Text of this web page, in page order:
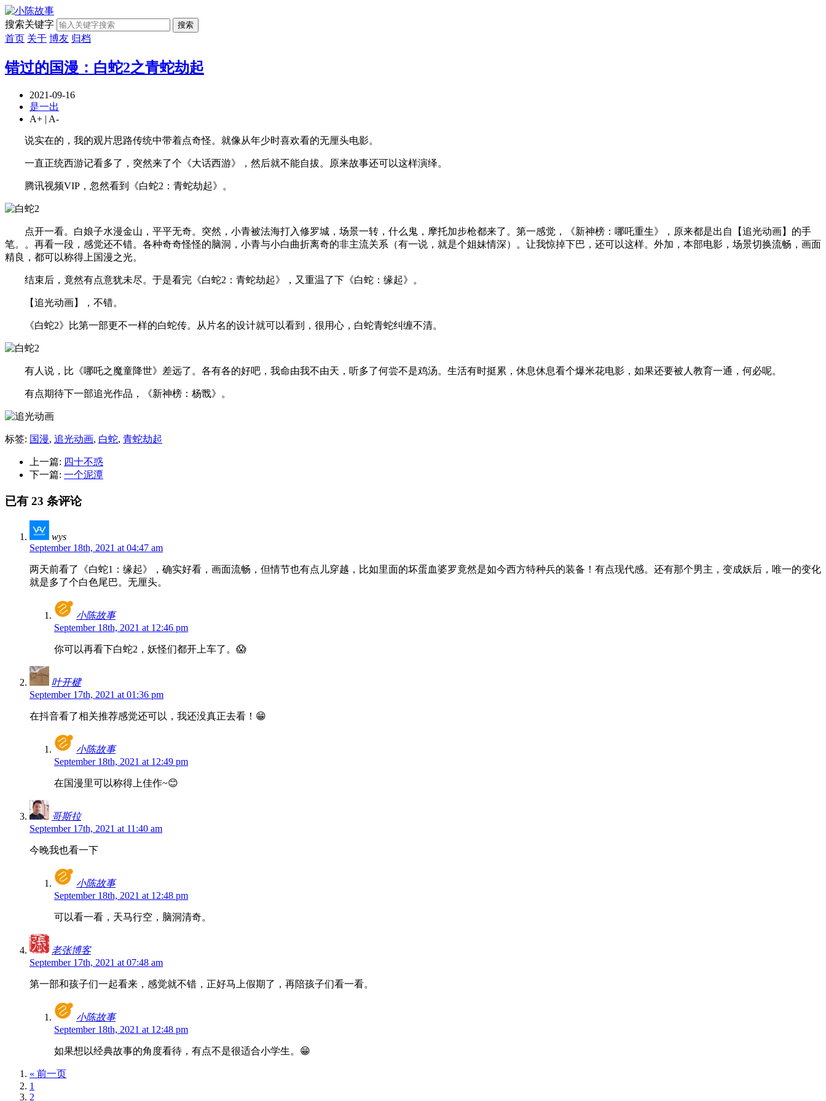
搜索关键字 搜索
首页 关于 博友 归档
错过的国漫：白蛇2之青蛇劫起
2021-09-16
是一出
A+ | A-
说实在的，我的观片思路传统中带着点奇怪。就像从年少时喜欢看的无厘头电影。
一直正统西游记看多了，突然来了个《大话西游》，然后就不能自拔。原来故事还可以这样演绎。
腾讯视频VIP，忽然看到《白蛇2：青蛇劫起》。
点开一看。白娘子水漫金山，平平无奇。突然，小青被法海打入修罗城，场景一转，什么鬼，摩托加步枪都来了。第一感觉，《新神榜：哪吒重生》，原来都是出自【追光动画】的手
笔。。再看一段，感觉还不错。各种奇奇怪怪的脑洞，小青与小白曲折离奇的非主流关系（有一说，就是个姐妹情深）。让我惊掉下巴，还可以这样。外加，本部电影，场景切换流畅，画面
精良，都可以称得上国漫之光。
结束后，竟然有点意犹未尽。于是看完《白蛇2：青蛇劫起》，又重温了下《白蛇：缘起》。
【追光动画】，不错。
《白蛇2》比第一部更不一样的白蛇传。从片名的设计就可以看到，很用心，白蛇青蛇纠缠不清。
有人说，比《哪吒之魔童降世》差远了。各有各的好吧，我命由我不由天，听多了何尝不是鸡汤。生活有时挺累，休息休息看个爆米花电影，如果还要被人教育一通，何必呢。
有点期待下一部追光作品，《新神榜：杨戬》。
标签: 国漫, 追光动画, 白蛇, 青蛇劫起
上一篇: 四十不惑
下一篇: 一个泥潭
已有 23 条评论
wys
September 18th, 2021 at 04:47 am
两天前看了《白蛇1：缘起》，确实好看，画面流畅，但情节也有点儿穿越，比如里面的坏蛋血婆罗竟然是如今西方特种兵的装备！有点现代感。还有那个男主，变成妖后，唯一的变化
就是多了个白色尾巴。无厘头。
小陈故事
September 18th, 2021 at 12:46 pm
你可以再看下白蛇2，妖怪们都开上车了。😱
叶开楗
September 17th, 2021 at 01:36 pm
在抖音看了相关推荐感觉还可以，我还没真正去看！😁
小陈故事
September 18th, 2021 at 12:49 pm
在国漫里可以称得上佳作~😊
哥斯拉
September 17th, 2021 at 11:40 am
今晚我也看一下
小陈故事
September 18th, 2021 at 12:48 pm
可以看一看，天马行空，脑洞清奇。
老张博客
September 17th, 2021 at 07:48 am
第一部和孩子们一起看来，感觉就不错，正好马上假期了，再陪孩子们看一看。
小陈故事
September 18th, 2021 at 12:48 pm
如果想以经典故事的角度看待，有点不是很适合小学生。😁
« 前一页
1
2